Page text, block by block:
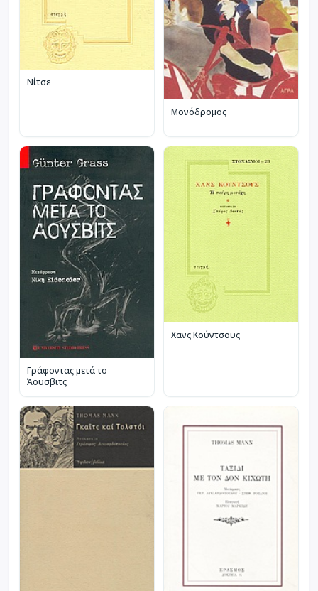
Νίτσε
Μονόδρομος
Γράφοντας μετά το
Άουσβιτς
Χανς Κούντσους